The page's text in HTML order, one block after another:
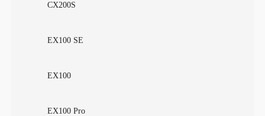
CX200S
EX100 SE
EX100
EX100 Pro